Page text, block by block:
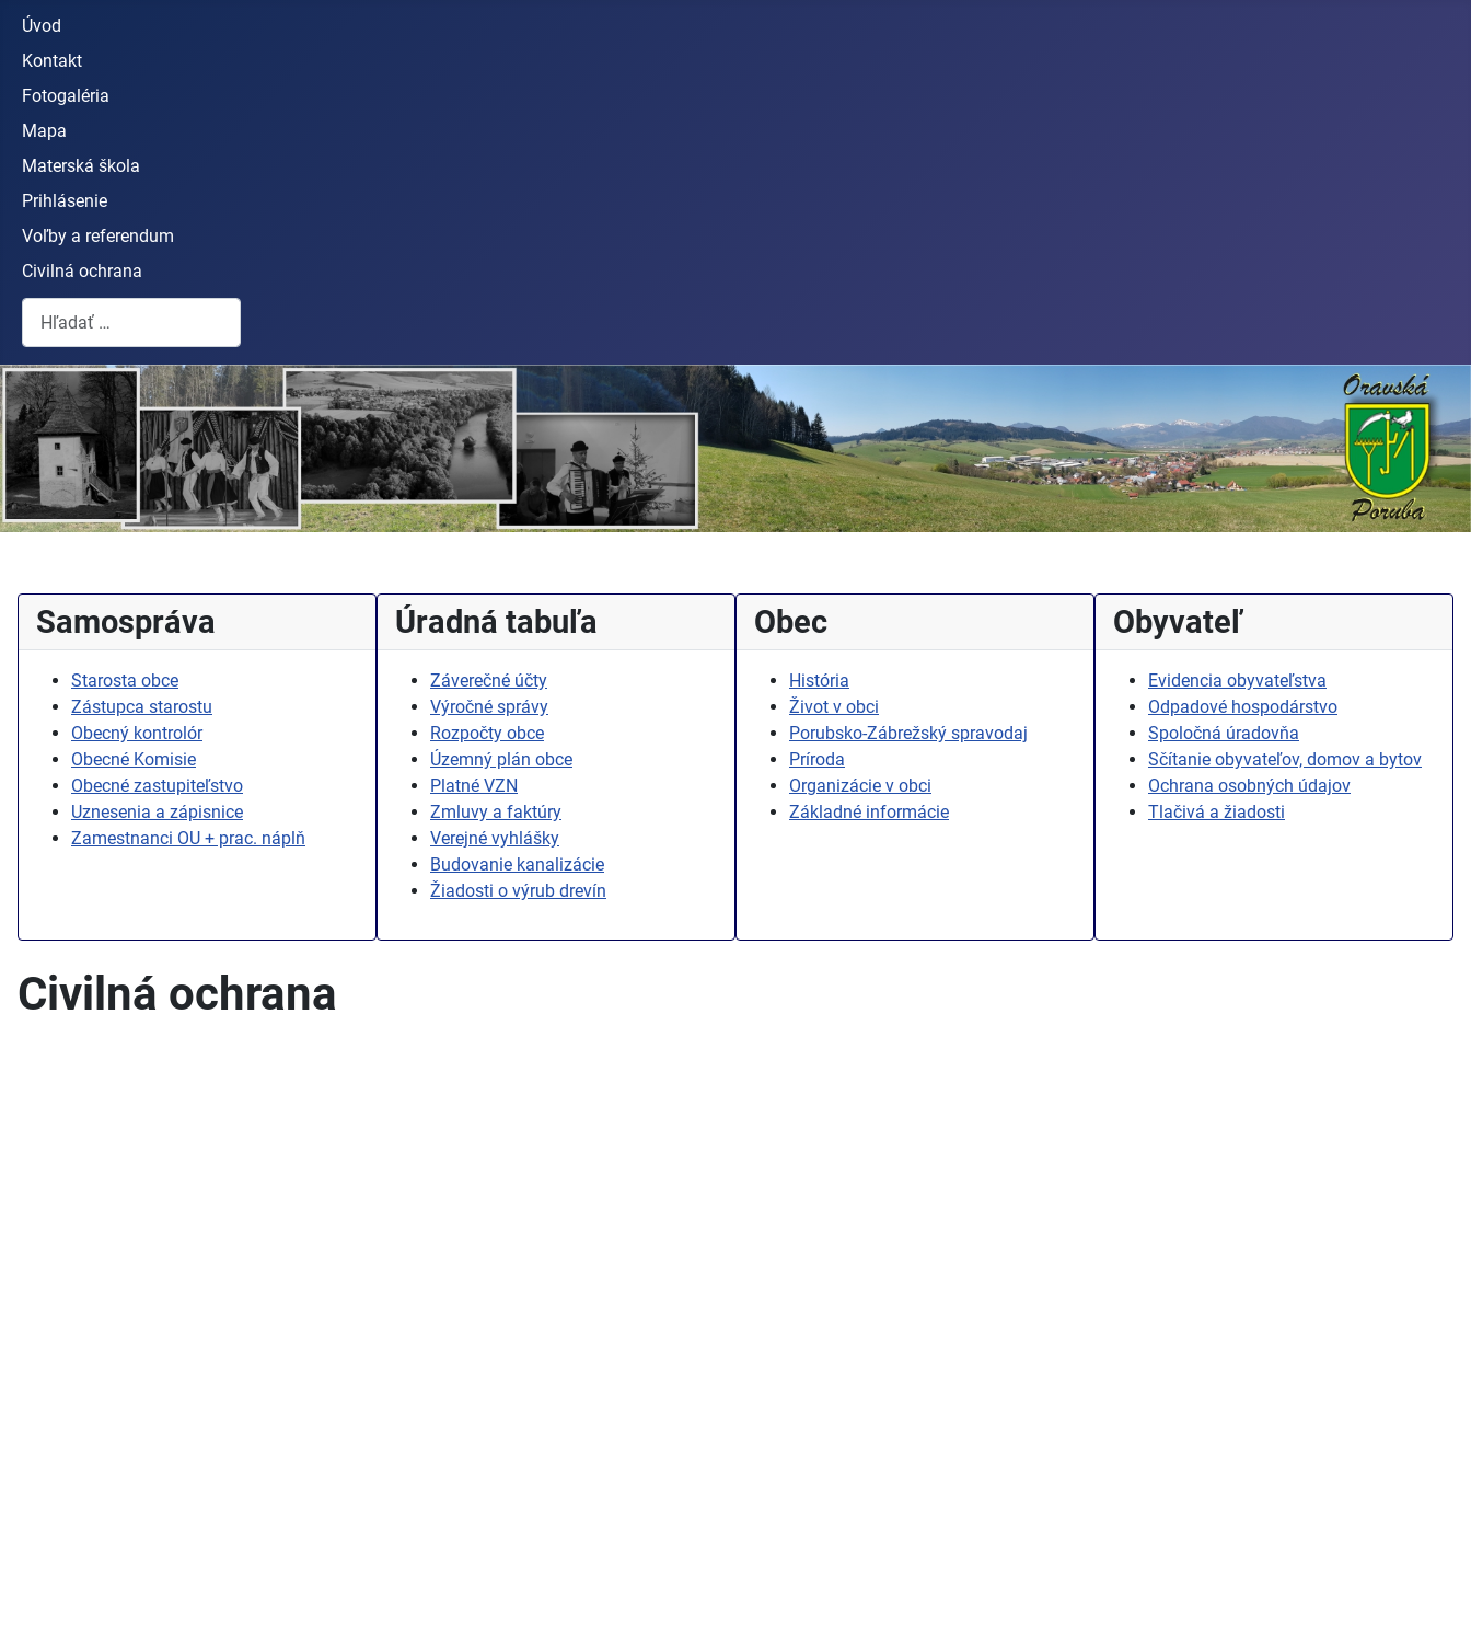
Úvod
Kontakt
Fotogaléria
Mapa
Materská škola
Prihlásenie
Voľby a referendum
Civilná ochrana
Hľadať...
Samospráva
Starosta obce
Zástupca starostu
Obecný kontrolór
Obecné Komisie
Obecné zastupiteľstvo
Uznesenia a zápisnice
Zamestnanci OU + prac. náplň
Úradná tabuľa
Záverečné účty
Výročné správy
Rozpočty obce
Územný plán obce
Platné VZN
Zmluvy a faktúry
Verejné vyhlášky
Budovanie kanalizácie
Žiadosti o výrub drevín
Obec
História
Život v obci
Porubsko-Zábrežský spravodaj
Príroda
Organizácie v obci
Základné informácie
Obyvateľ
Evidencia obyvateľstva
Odpadové hospodárstvo
Spoločná úradovňa
Sčítanie obyvateľov, domov a bytov
Ochrana osobných údajov
Tlačivá a žiadosti
Civilná ochrana